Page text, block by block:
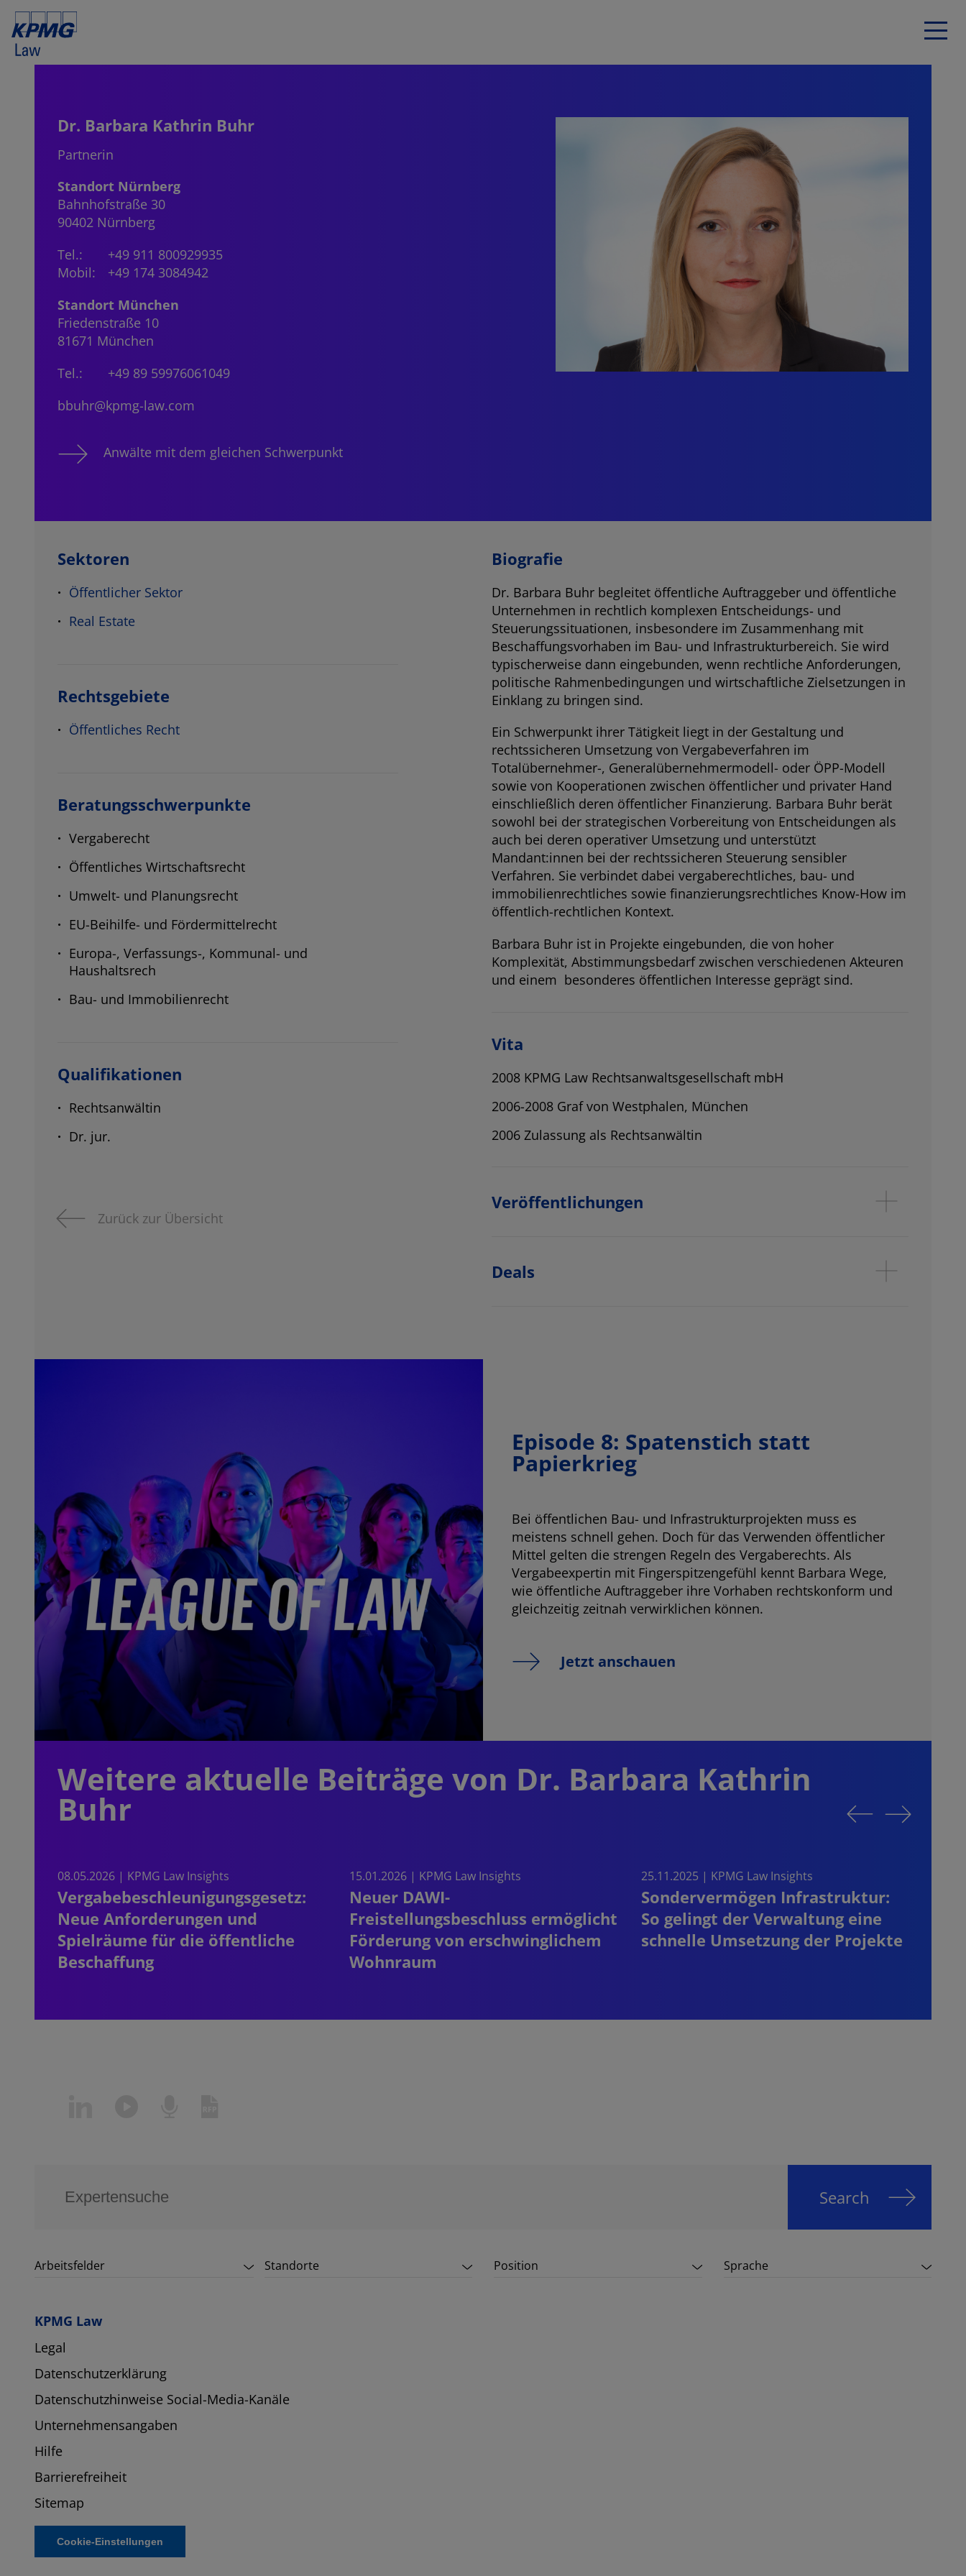
Dr. Barbara Kathrin Buhr
Partnerin
Standort Nürnberg
Bahnhofstraße 30
90402 Nürnberg
Tel.:
+49 911 800929935
Mobil:
+49 174 3084942
Standort München
Friedenstraße 10
81671 München
Tel.:
+49 89 59976061049
bbuhr@kpmg-law.com
Anwälte mit dem gleichen Schwerpunkt
Sektoren
Öffentlicher Sektor
Real Estate
Rechtsgebiete
Öffentliches Recht
Beratungsschwerpunkte
Vergaberecht
Öffentliches Wirtschaftsrecht
Umwelt- und Planungsrecht
EU-Beihilfe- und Fördermittelrecht
Europa-, Verfassungs-, Kommunal- und
Haushaltsrech
Bau- und Immobilienrecht
Qualifikationen
Rechtsanwältin
Dr. jur.
Zurück zur Übersicht
Biografie
Dr. Barbara Buhr begleitet öffentliche Auftraggeber und öffentliche
Unternehmen in rechtlich komplexen Entscheidungs‑ und
Steuerungssituationen, insbesondere im Zusammenhang mit
Beschaffungsvorhaben im Bau- und Infrastrukturbereich. Sie wird
typischerweise dann eingebunden, wenn rechtliche Anforderungen,
politische Rahmenbedingungen und wirtschaftliche Zielsetzungen in
Einklang zu bringen sind.
Ein Schwerpunkt ihrer Tätigkeit liegt in der Gestaltung und
rechtssicheren Umsetzung von Vergabeverfahren im
Totalübernehmer-, Generalübernehmermodell- oder ÖPP-Modell
sowie von Kooperationen zwischen öffentlicher und privater Hand
einschließlich deren öffentlicher Finanzierung. Barbara Buhr berät
sowohl bei der strategischen Vorbereitung von Entscheidungen als
auch bei deren operativer Umsetzung und unterstützt
Mandant:innen bei der rechtssicheren Steuerung sensibler
Verfahren. Sie verbindet dabei vergaberechtliches, bau- und
immobilienrechtliches sowie finanzierungsrechtliches Know-How im
öffentlich-rechtlichen Kontext.
Barbara Buhr ist in Projekte eingebunden, die von hoher
Komplexität, Abstimmungsbedarf zwischen verschiedenen Akteuren
und einem besonderes öffentlichen Interesse geprägt sind.
Vita
2008 KPMG Law Rechtsanwaltsgesellschaft mbH
2006-2008 Graf von Westphalen, München
2006 Zulassung als Rechtsanwältin
Veröffentlichungen
Deals
Episode 8: Spatenstich statt
Papierkrieg
Bei öffentlichen Bau- und Infrastrukturprojekten muss es
meistens schnell gehen. Doch für das Verwenden öffentlicher
Mittel gelten die strengen Regeln des Vergaberechts. Als
Vergabeexpertin mit Fingerspitzengefühl kennt Barbara Wege,
wie öffentliche Auftraggeber ihre Vorhaben rechtskonform und
gleichzeitig zeitnah verwirklichen können.
Jetzt anschauen
Weitere aktuelle Beiträge von Dr. Barbara Kathrin
Buhr
08.05.2026 | KPMG Law Insights
Vergabebeschleunigungsgesetz:
Neue Anforderungen und
Spielräume für die öffentliche
Beschaffung
15.01.2026 | KPMG Law Insights
Neuer DAWI-
Freistellungsbeschluss ermöglicht
Förderung von erschwinglichem
Wohnraum
25.11.2025 | KPMG Law Insights
Sondervermögen Infrastruktur:
So gelingt der Verwaltung eine
schnelle Umsetzung der Projekte
Search
Arbeitsfelder Standorte Position Sprache
KPMG Law
Legal
Datenschutzerklärung
Datenschutzhinweise Social-Media-Kanäle
Unternehmensangaben
Hilfe
Barrierefreiheit
Sitemap
Cookie-Einstellungen